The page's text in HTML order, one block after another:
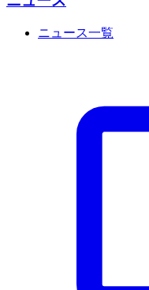
ニュース一覧